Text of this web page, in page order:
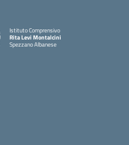
Istituto Comprensivo
Rita Levi Montalcini
Spezzano Albanese
— Visita la pagina iniziale della scuola